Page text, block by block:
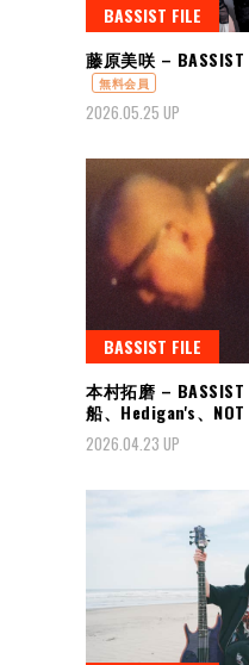
BASSIST FILE
藤原美咲 –
無料会員
2026.05.25 UP
BASSIST FILE
本村拓磨 –
船、Hedigan's、NOT
2026.04.23 UP